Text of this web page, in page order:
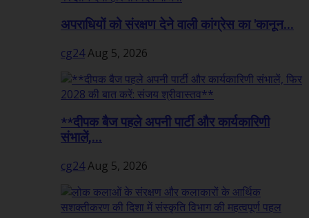
अपराधियों को संरक्षण देने वाली कांग्रेस का 'कानून...
cg24Aug 5, 2026
**दीपक बैज पहले अपनी पार्टी और कार्यकारिणी
संभालें,...
cg24Aug 5, 2026